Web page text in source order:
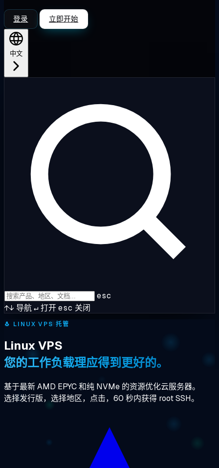
登录 立即开始
中文
esc
↑↓ 导航↵打开esc 关闭
🐧 LINUX VPS 托管
Linux VPS
您的工作负载理应得到更好的。
基于最新 AMD EPYC 和纯 NVMe 的资源优化云服务器。
选择发行版，选择地区，点击，60 秒内获得 root SSH。